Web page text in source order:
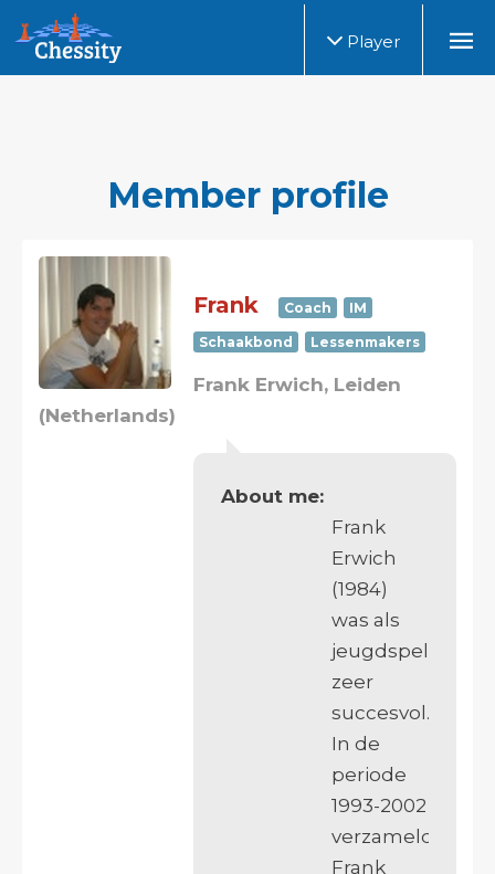
Player
Member profile
Frank Coach IM
Schaakbond Lessenmakers
Frank Erwich, Leiden
(Netherlands)
About me:
Frank
Erwich
(1984)
was als
jeugdspeler
zeer
succesvol.
In de
periode
1993-2002
verzamelde
Frank